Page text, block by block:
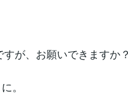
が、お願いできますか
。